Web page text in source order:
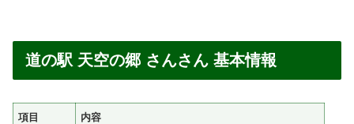
道の駅 天空の郷 さんさん 基本情報
項目 内容